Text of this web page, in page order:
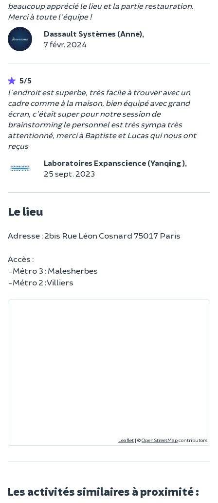
beaucoup apprécié le lieu et la partie restauration.
Merci à toute l'équipe !
Dassault Systèmes (Anne),
7 févr. 2024
5/5
l'endroit est superbe, très facile à trouver avec un
cadre comme à la maison, bien équipé avec grand
écran, c'était super pour notre session de
brainstorming le personnel est très sympa très
attentionné, merci à Baptiste et Lucas qui nous ont
reçus
Laboratoires Expanscience (Yanqing ),
25 sept. 2023
Le lieu
Adresse : 2bis Rue Léon Cosnard 75017 Paris
Accès :
-Métro 3 : Malesherbes
-Métro 2 : Villiers
Leaflet | ©OpenStreetMapcontributors
Les activités similaires à proximité :